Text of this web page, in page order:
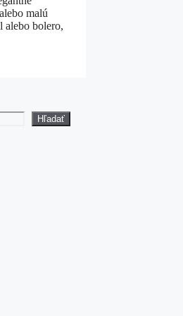
malú
alebo bolero,
Hľadať